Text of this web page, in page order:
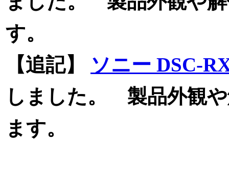
す。
【追記】 ソニー DSC-
しました。 製品外観
ます。